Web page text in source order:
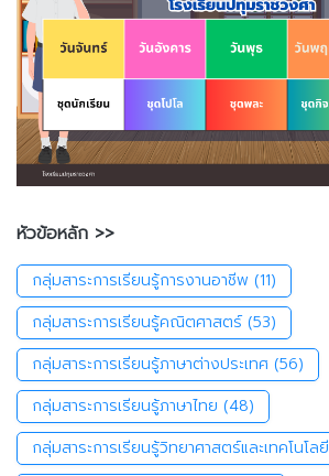
หัวข้อหลัก >>
กลุ่มสาระการเรียนรู้การงานอาชีพ (11)
กลุ่มสาระการเรียนรู้คณิตศาสตร์ (53)
กลุ่มสาระการเรียนรู้ภาษาต่างประเทศ (56)
กลุ่มสาระการเรียนรู้ภาษาไทย (48)
กลุ่มสาระการเรียนรู้วิทยาศาสตร์และเทคโนโลยี